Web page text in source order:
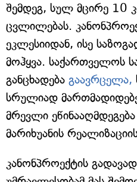
შემდეგ, სულ მცირე 10
ცვლილებას.
ეკლესიიდან, ისე
მოჰყვა. საქართველოს
განცხადება გაავრცელა,
სრულიად
მრევლი ეწინააღმდეგება
მარიხუანის
კანონპროექტის